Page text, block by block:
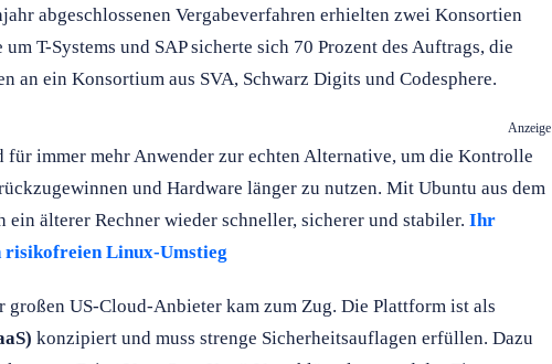
abgeschlossenen Vergabeverfahren erhielten zwei Konsortien
T-Systems und SAP sicherte sich 70 Prozent des Auftrags, die
an ein Konsortium aus SVA, Schwarz Digits und Codesphere.
Anzeige
immer mehr Anwender zur echten Alternative, um die Kontrolle
und Hardware länger zu nutzen. Mit Ubuntu aus dem
ein älterer Rechner wieder schneller, sicherer und stabiler. Ihr
Linux-Umstieg
großen US-Cloud-Anbieter kam zum Zug. Die Plattform ist als
konzipiert und muss strenge Sicherheitsauflagen erfüllen. Dazu